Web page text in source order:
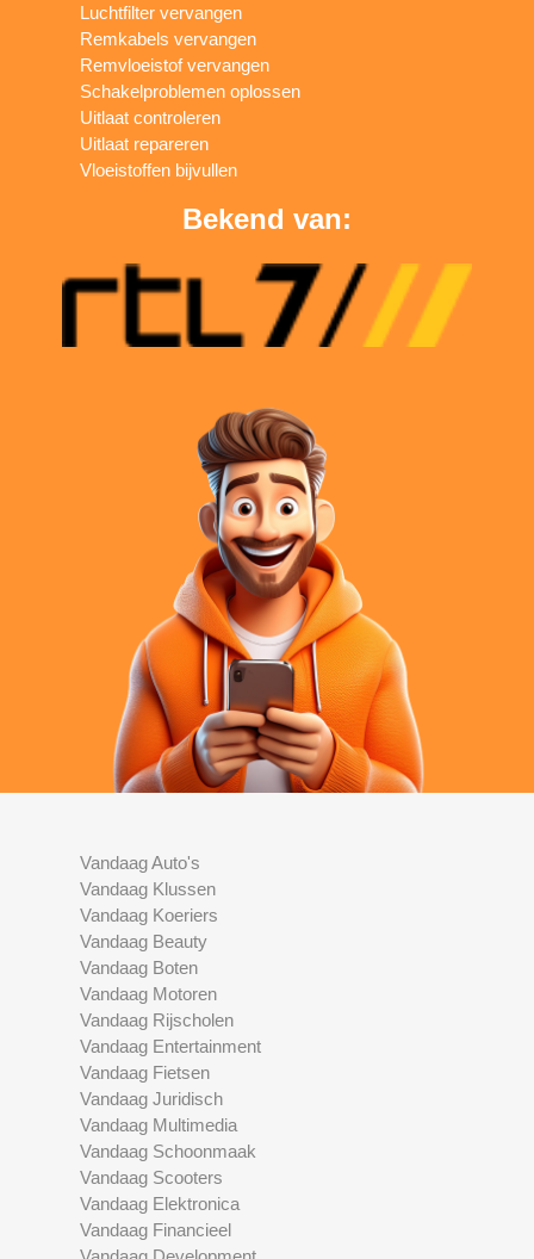
Luchtfilter vervangen
Remkabels vervangen
Remvloeistof vervangen
Schakelproblemen oplossen
Uitlaat controleren
Uitlaat repareren
Vloeistoffen bijvullen
Bekend van:
Vandaag Auto's
Vandaag Klussen
Vandaag Koeriers
Vandaag Beauty
Vandaag Boten
Vandaag Motoren
Vandaag Rijscholen
Vandaag Entertainment
Vandaag Fietsen
Vandaag Juridisch
Vandaag Multimedia
Vandaag Schoonmaak
Vandaag Scooters
Vandaag Elektronica
Vandaag Financieel